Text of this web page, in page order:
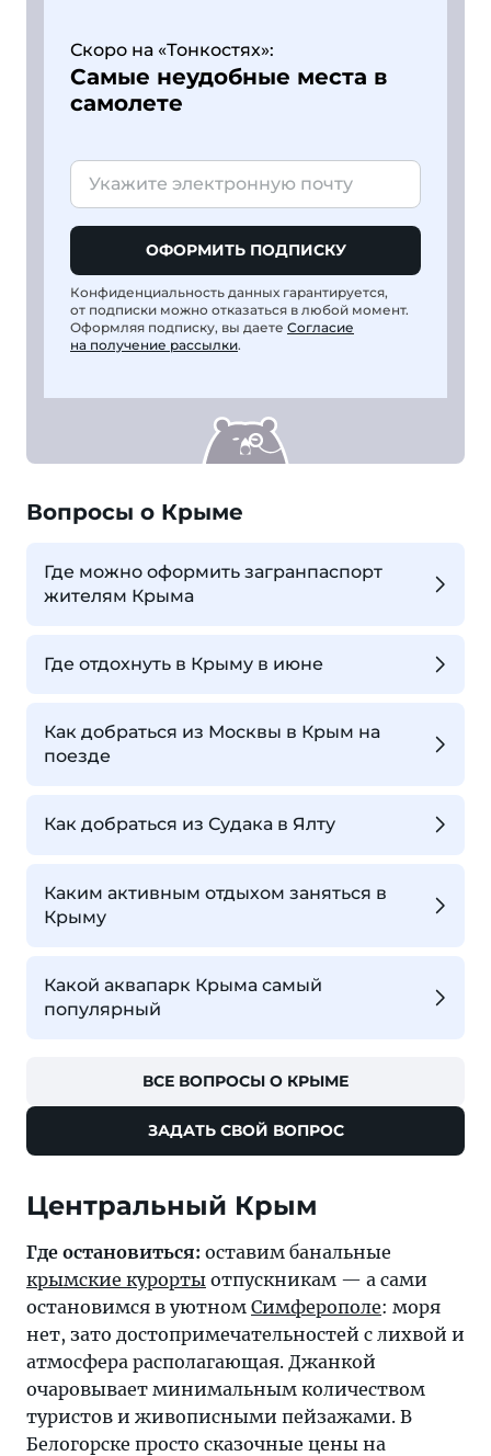
Скоро на «Тонкостях»:
Самые неудобные места в
самолете
ОФОРМИТЬ ПОДПИСКУ
Конфиденциальность данных гарантируется,
от подписки можно отказаться в любой момент.
Оформляя подписку, вы даете Согласие
на получение рассылки.
Вопросы о Крыме
Где можно оформить загранпаспорт
жителям Крыма
Где отдохнуть в Крыму в июне
Как добраться из Москвы в Крым на
поезде
Как добраться из Судака в Ялту
Каким активным отдыхом заняться в
Крыму
Какой аквапарк Крыма самый
популярный
ВСЕ ВОПРОСЫ О КРЫМЕ
ЗАДАТЬ СВОЙ ВОПРОС
Центральный Крым
Где остановиться: оставим банальные
крымские курорты отпускникам — а сами
остановимся в уютном Симферополе: моря
нет, зато достопримечательностей с лихвой и
атмосфера располагающая. Джанкой
очаровывает минимальным количеством
туристов и живописными пейзажами. В
Белогорске просто сказочные цены на